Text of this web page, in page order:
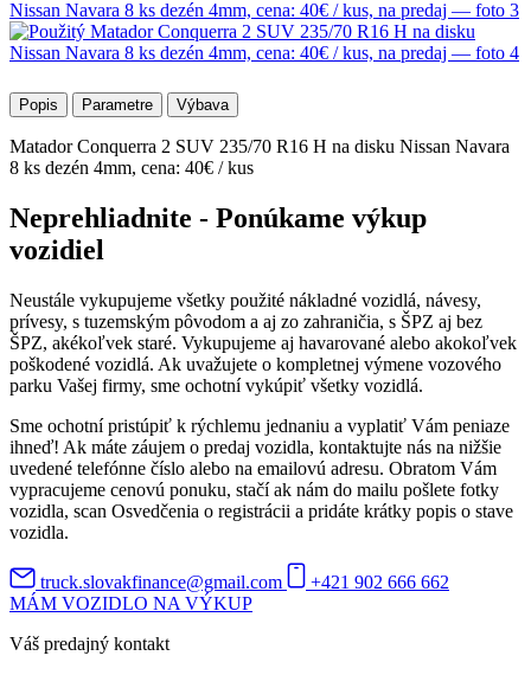
Popis Parametre Výbava
Matador Conquerra 2 SUV 235/70 R16 H na disku Nissan Navara
8 ks dezén 4mm, cena: 40€ / kus
Neprehliadnite - Ponúkame výkup
vozidiel
Neustále vykupujeme všetky použité nákladné vozidlá, návesy,
prívesy, s tuzemským pôvodom a aj zo zahraničia, s ŠPZ aj bez
ŠPZ, akékoľvek staré. Vykupujeme aj havarované alebo akokoľvek
poškodené vozidlá. Ak uvažujete o kompletnej výmene vozového
parku Vašej firmy, sme ochotní vykúpiť všetky vozidlá.
Sme ochotní pristúpiť k rýchlemu jednaniu a vyplatiť Vám peniaze
ihneď! Ak máte záujem o predaj vozidla, kontaktujte nás na nižšie
uvedené telefónne číslo alebo na emailovú adresu. Obratom Vám
vypracujeme cenovú ponuku, stačí ak nám do mailu pošlete fotky
vozidla, scan Osvedčenia o registrácii a pridáte krátky popis o stave
vozidla.
truck.slovakfinance@gmail.com
+421 902 666 662
MÁM VOZIDLO NA VÝKUP
Váš predajný kontakt